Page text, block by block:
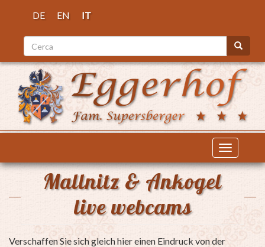
principale
DE EN IT
Cerca Cerca
Toggle
Mallnitz & Ankogel
live webcams
Verschaffen Sie sich gleich hier einen Eindruck von der